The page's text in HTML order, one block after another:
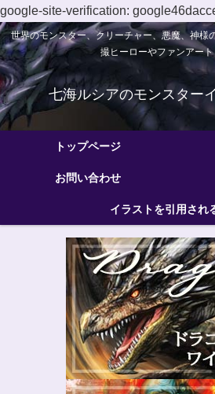
google-site-verification:
世界のモンスター、クリーチャー、悪魔、神様
撮ヒーローやファンアート
七海ルシアのモンスター
トップページ
お問い合わせ
イラストを引用され